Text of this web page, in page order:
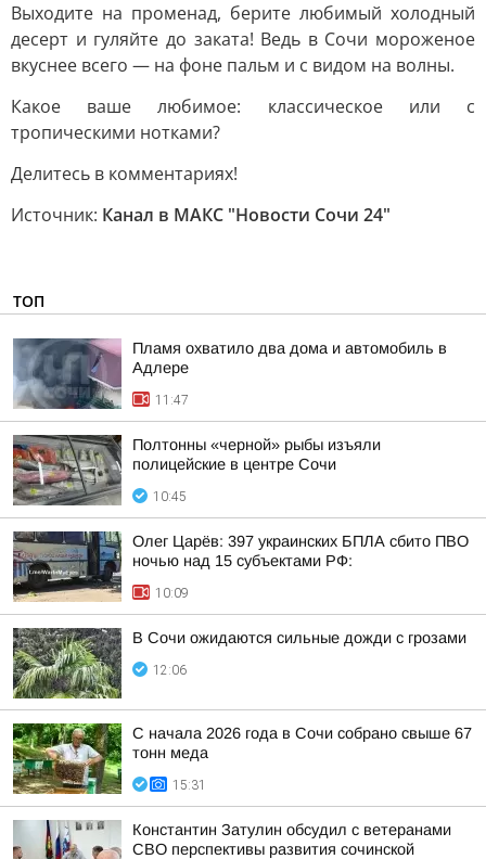
Выходите на променад, берите любимый холодный
десерт и гуляйте до заката! Ведь в Сочи мороженое
вкуснее всего — на фоне пальм и с видом на волны.
Какое ваше любимое: классическое или с
тропическими нотками?
Делитесь в комментариях!
Источник: Канал в МАКС "Новости Сочи 24"
ТОП
Пламя охватило два дома и автомобиль в
Адлере
11:47
Полтонны «черной» рыбы изъяли
полицейские в центре Сочи
10:45
Олег Царёв: 397 украинских БПЛА сбито ПВО
ночью над 15 субъектами РФ:
10:09
В Сочи ожидаются сильные дожди с грозами
12:06
С начала 2026 года в Сочи собрано свыше 67
тонн меда
15:31
Константин Затулин обсудил с ветеранами
СВО перспективы развития сочинской